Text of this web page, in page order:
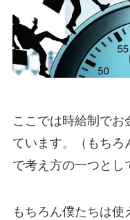
ここでは時給制でお
ています。（もちろ
で考え方の一つとし
もちろん僕たちは